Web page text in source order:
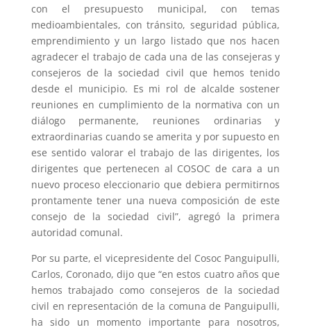
con el presupuesto municipal, con temas
medioambientales, con tránsito, seguridad pública,
emprendimiento y un largo listado que nos hacen
agradecer el trabajo de cada una de las consejeras y
consejeros de la sociedad civil que hemos tenido
desde el municipio. Es mi rol de alcalde sostener
reuniones en cumplimiento de la normativa con un
diálogo permanente, reuniones ordinarias y
extraordinarias cuando se amerita y por supuesto en
ese sentido valorar el trabajo de las dirigentes, los
dirigentes que pertenecen al COSOC de cara a un
nuevo proceso eleccionario que debiera permitirnos
prontamente tener una nueva composición de este
consejo de la sociedad civil”, agregó la primera
autoridad comunal.
Por su parte, el vicepresidente del Cosoc Panguipulli,
Carlos, Coronado, dijo que “en estos cuatro años que
hemos trabajado como consejeros de la sociedad
civil en representación de la comuna de Panguipulli,
ha sido un momento importante para nosotros,